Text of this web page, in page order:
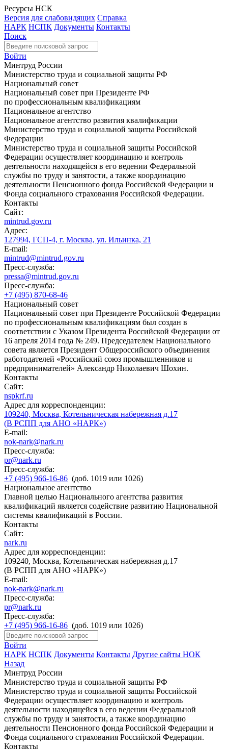
Ресурсы НСК
Версия для слабовидящих Справка
НАРК НСПК Документы Контакты
Поиск
Войти
Минтруд России
Министерство труда и социальной защиты РФ
Национальный совет
Национальный совет при Президенте РФ
по профессиональным квалификациям
Национальное агентство
Национальное агентство развития квалификации
Министерство труда и социальной защиты Российской
Федерации
Министерство труда и социальной защиты Российской
Федерации осуществляет координацию и контроль
деятельности находящейся в его ведении Федеральной
службы по труду и занятости, а также координацию
деятельности Пенсионного фонда Российской Федерации и
Фонда социального страхования Российской Федерации.
Контакты
Сайт:
mintrud.gov.ru
Адрес:
127994, ГСП-4, г. Москва, ул. Ильинка, 21
E-mail:
mintrud@mintrud.gov.ru
Пресс-служба:
pressa@mintrud.gov.ru
Пресс-служба:
+7 (495) 870-68-46
Национальный совет
Национальный совет при Президенте Российской Федерации
по профессиональным квалификациям был создан в
соответствии с Указом Президента Российской Федерации от
16 апреля 2014 года № 249. Председателем Национального
совета является Президент Общероссийского объединения
работодателей «Российский союз промышленников и
предпринимателей» Александр Николаевич Шохин.
Контакты
Сайт:
nspkrf.ru
Адрес для корреспонденции:
109240, Москва, Котельническая набережная д.17
(В РСПП для АНО «НАРК»)
E-mail:
nok-nark@nark.ru
Пресс-служба:
pr@nark.ru
Пресс-служба:
+7 (495) 966-16-86 (доб. 1019 или 1026)
Национальное агентство
Главной целью Национального агентства развития
квалификаций является содействие развитию Национальной
системы квалификаций в России.
Контакты
Сайт:
nark.ru
Адрес для корреспонденции:
109240, Москва, Котельническая набережная д.17
(В РСПП для АНО «НАРК»)
E-mail:
nok-nark@nark.ru
Пресс-служба:
pr@nark.ru
Пресс-служба:
+7 (495) 966-16-86 (доб. 1019 или 1026)
Войти
НАРК НСПК Документы Контакты Другие сайты НОК
Назад
Минтруд России
Министерство труда и социальной защиты РФ
Министерство труда и социальной защиты Российской
Федерации осуществляет координацию и контроль
деятельности находящейся в его ведении Федеральной
службы по труду и занятости, а также координацию
деятельности Пенсионного фонда Российской Федерации и
Фонда социального страхования Российской Федерации.
Контакты